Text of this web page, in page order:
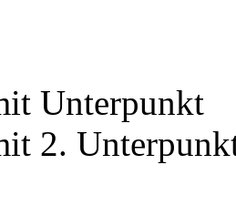
Unterpunkt
2.